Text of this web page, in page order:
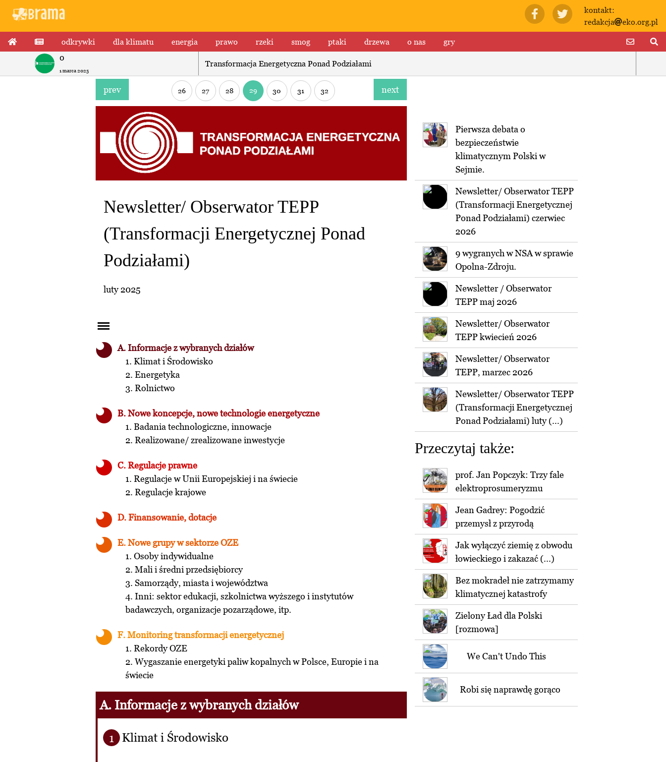
kontakt:
redakcja
eko.org.pl
odkrywki dla klimatu energia prawo rzeki smog ptaki drzewa o nas
gry
0
1 marca 2025
Transformacja Energetyczna Ponad Podziałami
prev 26 27 28 29 30 31 32 next
Newsletter/ Obserwator TEPP
(Transformacji Energetycznej Ponad
Podziałami)
luty 2025
A. Informacje z wybranych działów
1. Klimat i Środowisko
2. Energetyka
3. Rolnictwo
B. Nowe koncepcje, nowe technologie energetyczne
1. Badania technologiczne, innowacje
2. Realizowane/ zrealizowane inwestycje
C. Regulacje prawne
1. Regulacje w Unii Europejskiej i na świecie
2. Regulacje krajowe
D. Finansowanie, dotacje
E. Nowe grupy w sektorze OZE
1. Osoby indywidualne
2. Mali i średni przedsiębiorcy
3. Samorządy, miasta i województwa
4. Inni: sektor edukacji, szkolnictwa wyższego i instytutów
badawczych, organizacje pozarządowe, itp.
F. Monitoring transformacji energetycznej
1. Rekordy OZE
2. Wygaszanie energetyki paliw kopalnych w Polsce, Europie i na
świecie
A. Informacje z wybranych działów
1 Klimat i Środowisko
Pierwsza debata o
bezpieczeństwie
klimatycznym Polski w
Sejmie.
Newsletter/ Obserwator TEPP
(Transformacji Energetycznej
Ponad Podziałami) czerwiec
2026
9 wygranych w NSA w sprawie
Opolna-Zdroju.
Newsletter / Obserwator
TEPP maj 2026
Newsletter/ Obserwator
TEPP kwiecień 2026
Newsletter/ Obserwator
TEPP, marzec 2026
Newsletter/ Obserwator TEPP
(Transformacji Energetycznej
Ponad Podziałami) luty (...)
Przeczytaj także:
prof. Jan Popczyk: Trzy fale
elektroprosumeryzmu
Jean Gadrey: Pogodzić
przemysł z przyrodą
Jak wyłączyć ziemię z obwodu
łowieckiego i zakazać (...)
Bez mokradeł nie zatrzymamy
klimatycznej katastrofy
Zielony Ład dla Polski
[rozmowa]
We Can't Undo This
Robi się naprawdę gorąco